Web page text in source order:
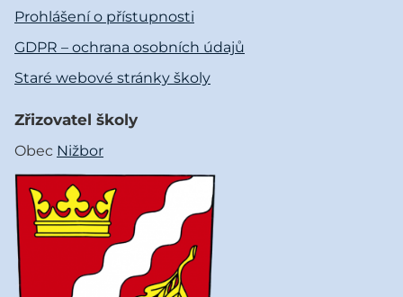
Prohlášení o přístupnosti
GDPR – ochrana osobních údajů
Staré webové stránky školy
Zřizovatel školy
Obec Nižbor